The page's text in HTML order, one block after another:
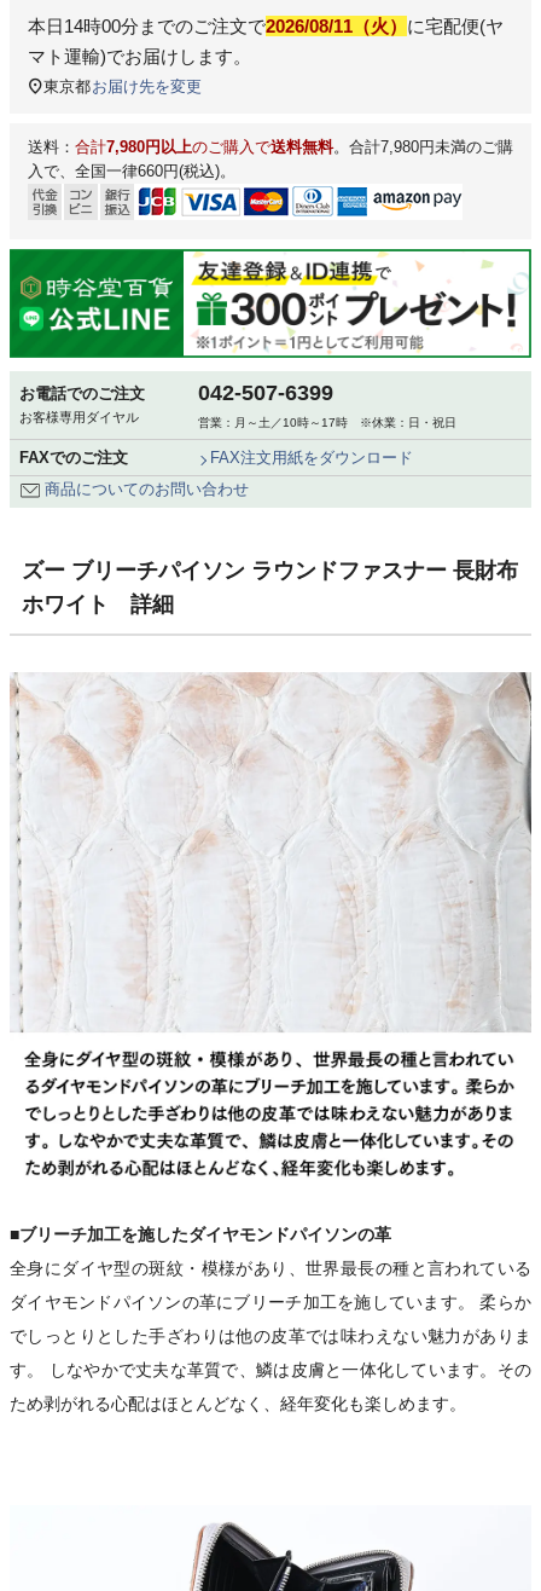
本日14時00分 までのご注文で2026/08/11（火） に宅配便(ヤ
マト運輸)でお届けします。
東京都お届け先を変更
送料： 合計7,980円以上のご購入で送料無料。合計7,980円未満のご購
入で、全国一律660円(税込)。
お電話でのご注文
お客様専用ダイヤル
042-507-6399
営業：月～土／10時～17時 ※休業：日・祝日
FAXでのご注文
FAX注文用紙をダウンロード
商品についてのお問い合わせ
ズー ブリーチパイソン ラウンドファスナー 長財布
ホワイト 詳細
■ブリーチ加工を施したダイヤモンドパイソンの革
全身にダイヤ型の斑紋・模様があり、世界最長の種と言われている
ダイヤモンドパイソンの革にブリーチ加工を施しています。 柔らか
でしっとりとした手ざわりは他の皮革では味わえない魅力がありま
す。 しなやかで丈夫な革質で、鱗は皮膚と一体化しています。その
ため剥がれる心配はほとんどなく、経年変化も楽しめます。